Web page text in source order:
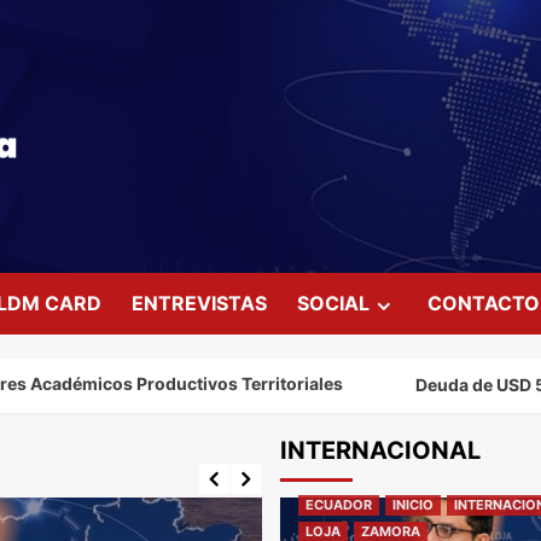
CARD ENTREVISTAS SOCIAL CONTACTO
Territoriales Deuda de USD 50 millones
INTERNACIONAL
ECUADOR INICIO
LOJA
ZAMORA